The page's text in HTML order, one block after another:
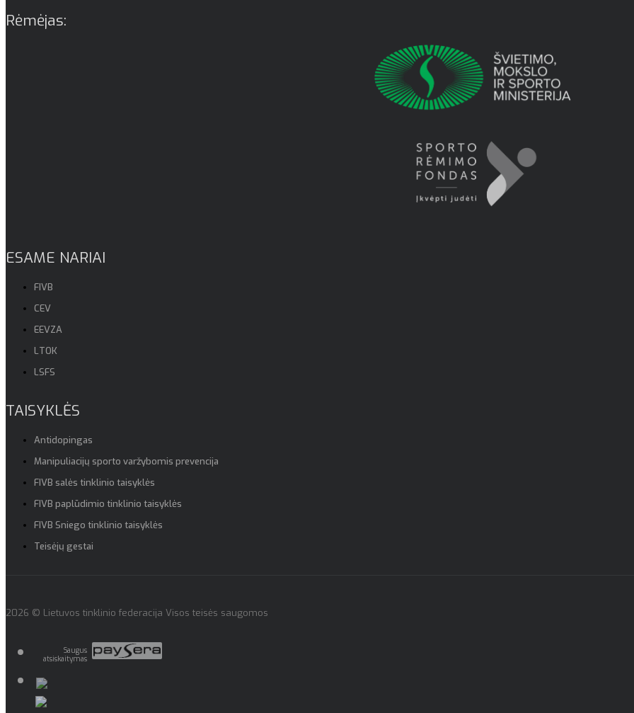
Rėmėjas:
ESAME NARIAI
FIVB
CEV
EEVZA
LTOK
LSFS
TAISYKLĖS
Antidopingas
Manipuliacijų sporto varžybomis prevencija
FIVB salės tinklinio taisyklės
FIVB paplūdimio tinklinio taisyklės
FIVB Sniego tinklinio taisyklės
Teisėjų gestai
2026 © Lietuvos tinklinio federacija Visos teisės saugomos
Saugus
atsiskaitymas